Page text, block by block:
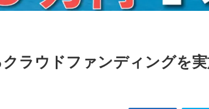
ラウドファンディングを